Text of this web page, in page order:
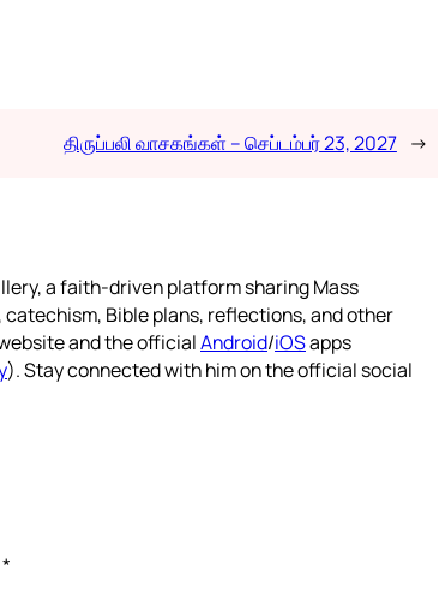
திருப்பலி வாசகங்கள் – செப்டம்பர் 23, 2027 →
a faith-driven platform sharing Mass
Bible plans, reflections, and other
and the officialAndroid/iOSapps
). Stay connected with him on the official social
*